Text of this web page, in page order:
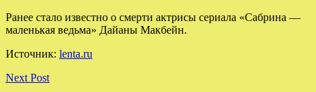
Ранее стало известно о смерти актрисы сериала «Сабрина —
маленькая ведьма» Дайаны Макбейн.
Источник: lenta.ru
Next Post